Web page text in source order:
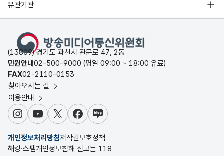
유관기관
(13809) 경기도 과천시 관문로 47, 2동
민원안내02-500-9000 (평일 09:00 ~ 18:00 유료)
FAX02-2110-0153
찾아오시는 길
이용안내
인스타그램
유튜브X 페이스북
블로그
개인정보처리방침저작권보호정책
해킹·스팸개인정보침해 신고는 118